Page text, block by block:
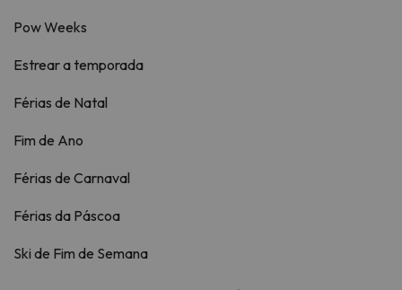
Pow Weeks
Estrear a temporada
Férias de Natal
Fim de Ano
Férias de Carnaval
Férias da Páscoa
Ski de Fim de Semana